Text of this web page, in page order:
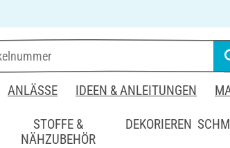
ANLÄSSE IDEEN & ANLEITUNGEN
STOFFE &
NÄHZUBEHÖR
DEKORIEREN